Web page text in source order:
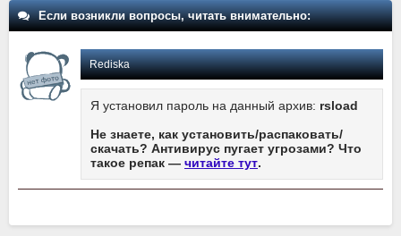
Если возникли вопросы, читать внимательно:
Rediska
Я установил пароль на данный архив: rsload
Не знаете, как установить/распаковать/
скачать? Антивирус пугает угрозами? Что
такое репак — читайте тут.